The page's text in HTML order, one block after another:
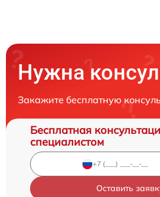
Нужна
Закажите бесплатную
Бесплатная
специалистом
Оставить